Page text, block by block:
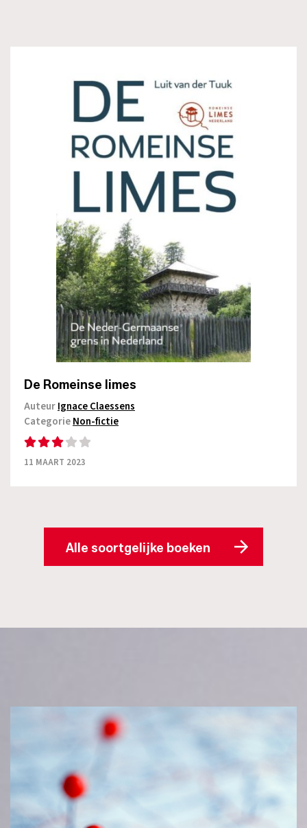
De Romeinse limes
AuteurIgnace Claessens
CategorieNon-fictie
11 MAART 2023
Alle soortgelijke boeken